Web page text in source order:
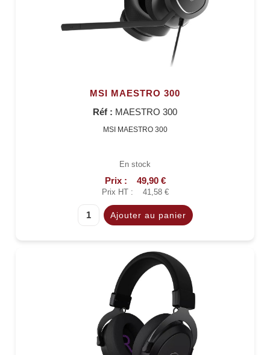
MSI MAESTRO 300
Réf : MAESTRO 300
MSI MAESTRO 300
En stock
Prix : 49,90 €
Prix HT : 41,58 €